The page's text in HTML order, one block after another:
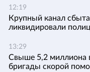
12:19
Крупный канал сбыта
ликвидировали
13:29
Свыше 5,2 миллиона
бригады скорой